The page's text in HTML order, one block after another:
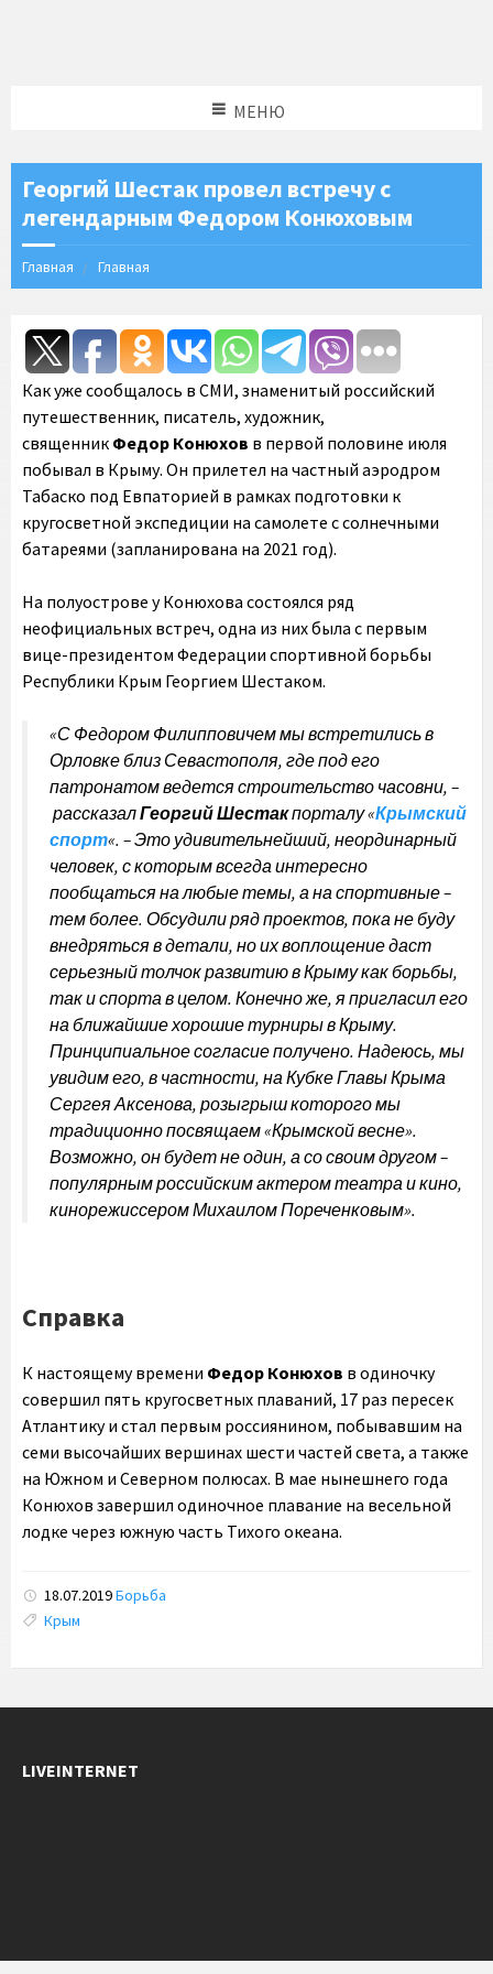
МЕНЮ
Георгий Шестак провел встречу с
легендарным Федором Конюховым
Главная Главная
Как уже сообщалось в СМИ, знаменитый российский
путешественник, писатель, художник,
священник Федор Конюхов в первой половине июля
побывал в Крыму. Он прилетел на частный аэродром
Табаско под Евпаторией в рамках подготовки к
кругосветной экспедиции на самолете с солнечными
батареями (запланирована на 2021 год).
На полуострове у Конюхова состоялся ряд
неофициальных встреч, одна из них была с первым
вице-президентом Федерации спортивной борьбы
Республики Крым Георгием Шестаком.
«С Федором Филипповичем мы встретились в
Орловке близ Севастополя, где под его
патронатом ведется строительство часовни, –
рассказалГеоргий Шестакпорталу «Крымский
спорт«. – Это удивительнейший, неординарный
человек, с которым всегда интересно
пообщаться на любые темы, а на спортивные –
тем более. Обсудили ряд проектов, пока не буду
внедряться в детали, но их воплощение даст
серьезный толчок развитию в Крыму как борьбы,
так и спорта в целом. Конечно же, я пригласил его
на ближайшие хорошие турниры в Крыму.
Принципиальное согласие получено. Надеюсь, мы
увидим его, в частности, на Кубке Главы Крыма
Сергея Аксенова, розыгрыш которого мы
традиционно посвящаем «Крымской весне».
Возможно, он будет не один, а со своим другом –
популярным российским актером театра и кино,
кинорежиссером Михаилом Пореченковым».
Справка
К настоящему времени Федор Конюхов в одиночку
совершил пять кругосветных плаваний, 17 раз пересек
Атлантику и стал первым россиянином, побывавшим на
семи высочайших вершинах шести частей света, а также
на Южном и Северном полюсах. В мае нынешнего года
Конюхов завершил одиночное плавание на весельной
лодке через южную часть Тихого океана.
18.07.2019Борьба
Tags:
Крым
LIVEINTERNET